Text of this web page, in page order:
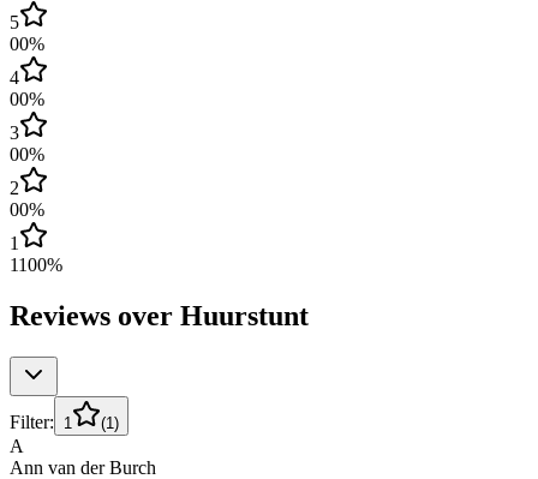
5
00%
4
00%
3
00%
2
00%
1
1100%
Reviews over Huurstunt
Filter: 1 (1)
A
Ann van der Burch